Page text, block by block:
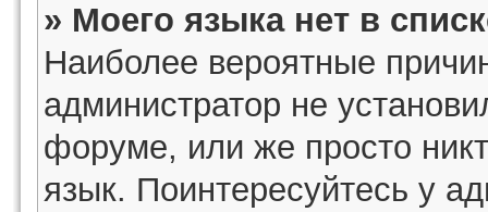
» Моего языка нет в
Наиболее вероятные
администратор не
форуме, или же просто
язык. Поинтересуйтесь у